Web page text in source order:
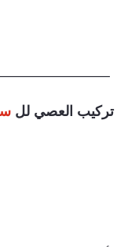
تركيب العصي لل